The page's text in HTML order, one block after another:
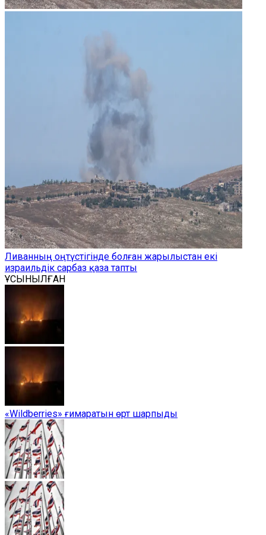
Ливанның оңтүстігінде болған жарылыстан екі
израильдік сарбаз қаза тапты
ҰСЫНЫЛҒАН
«Wildberries» ғимаратын өрт шарпыды